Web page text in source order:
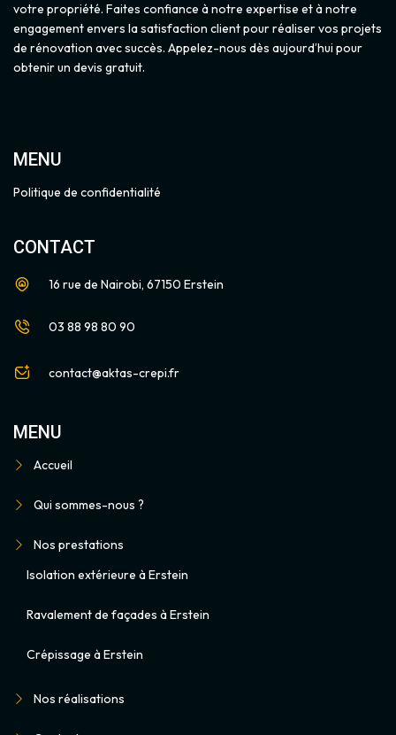
votre propriété. Faites confiance à notre expertise et à notre
engagement envers la satisfaction client pour réaliser vos projets
de rénovation avec succès. Appelez-nous dès aujourd’hui pour
obtenir un devis gratuit.
MENU
Politique de confidentialité
CONTACT
16 rue de Nairobi, 67150 Erstein
03 88 98 80 90
contact@aktas-crepi.fr
MENU
Accueil
Qui sommes-nous ?
Nos prestations
Isolation extérieure à Erstein
Ravalement de façades à Erstein
Crépissage à Erstein
Nos réalisations